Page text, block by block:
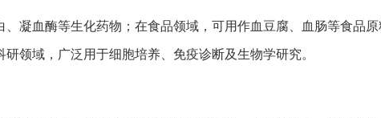
凝血酶等生化药物；在食品领域，可用作血豆腐、血肠等食品
领域，广泛用于细胞培养、免疫诊断及生物学研究。